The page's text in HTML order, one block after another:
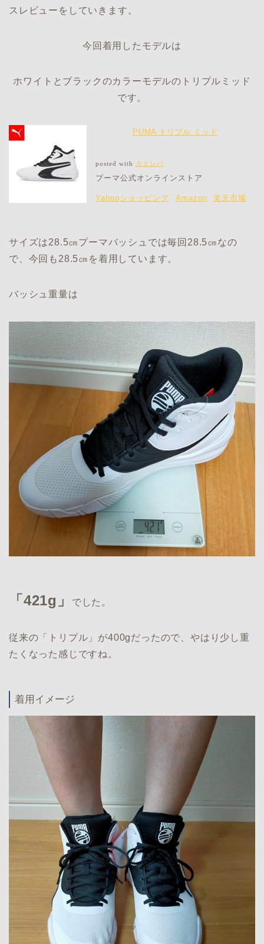
スレビューをしていきます。
今回着用したモデルは
ホワイトとブラックのカラーモデルのトリプルミッド
です。
PUMA トリプル ミッド
posted with カエレバ
プーマ公式オンラインストア
Yahooショッピング Amazon 楽天市場
サイズは28.5㎝プーマバッシュでは毎回28.5㎝なの
で、今回も28.5㎝を着用しています。
バッシュ重量は
「421g」 でした。
従来の「トリプル」が400gだったので、やはり少し重
たくなった感じですね。
着用イメージ